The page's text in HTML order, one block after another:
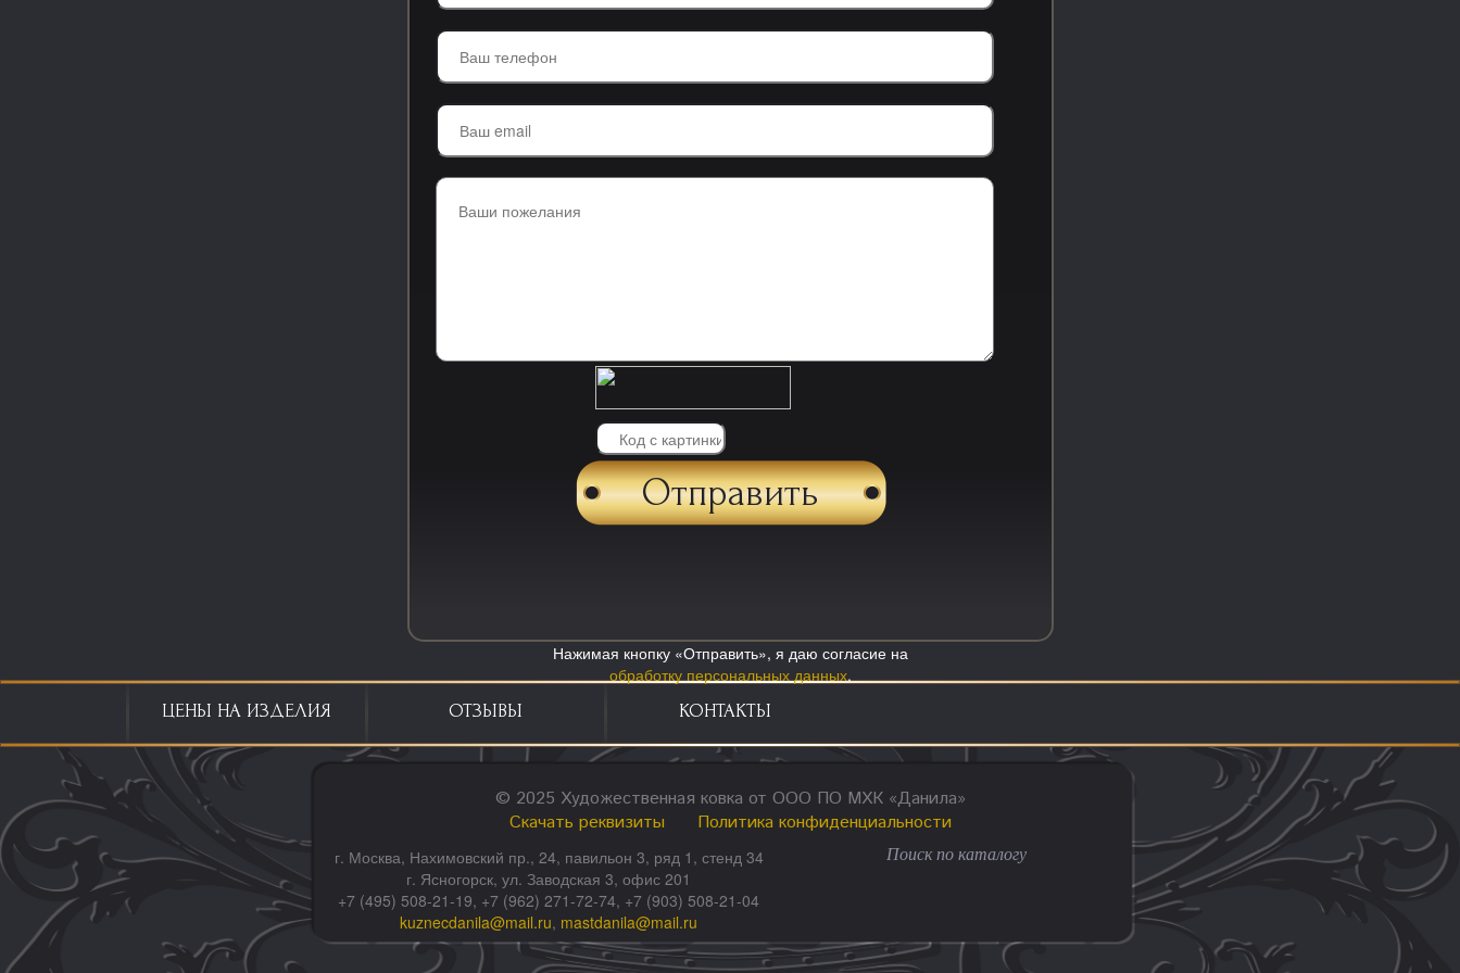
Нажимая кнопку «Отправить», я даю согласие на
обработку персональных данных.
ЦЕНЫ НА ИЗДЕЛИЯ ОТЗЫВЫ КОНТАКТЫ
© 2025 Художественная ковка от ООО ПО МХК «Данила»
Скачать реквизиты
Политика конфиденциальности
г. Москва, Нахимовский пр., 24, павильон 3, ряд 1, стенд 34
г. Ясногорск, ул. Заводская 3, офис 201
+7 (495) 508-21-19, +7 (962) 271-72-74, +7 (903) 508-21-04
kuznecdanila@mail.ru, mastdanila@mail.ru